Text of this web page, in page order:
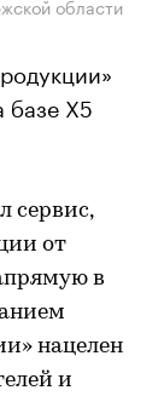
области
базе X5
сервис,
от
в
нацелен
и